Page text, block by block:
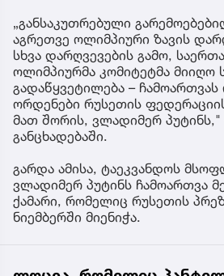
„განსაკუთრებული
აგრეთვე ოლიმპიური ზავის
სხვა დარღვევების გამო,
ოლიმპიურმა კომიტეტმა მიიღო
გადაწყვეტილება –
ორდენები რუსეთის
მათ შორის, ვლადიმერ პუტინს,"
განცხადებაში.
გარდა ამისა, ტაეკვანდოს
ვლადიმერ პუტინს ჩამოართვა
ქამარი, რომელიც რუსეთის
ნიემბერში მიენიჭა.